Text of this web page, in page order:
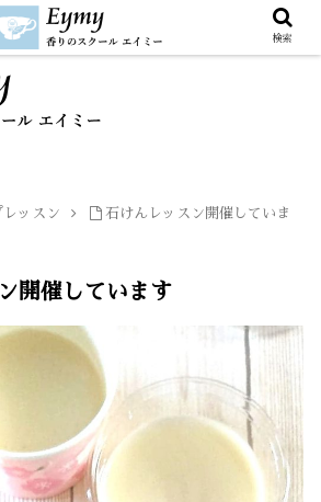
レッスン
石けんレッスン開催していま
開催しています
検索